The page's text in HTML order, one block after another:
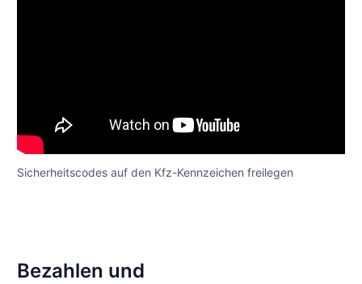
Sicherheitscodes auf den Kfz-Kennzeichen freilegen
Bezahlen und